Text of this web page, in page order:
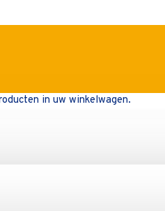
in uw winkelwagen.